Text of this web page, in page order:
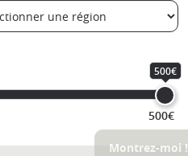
500€
500€
Montrez-moi !